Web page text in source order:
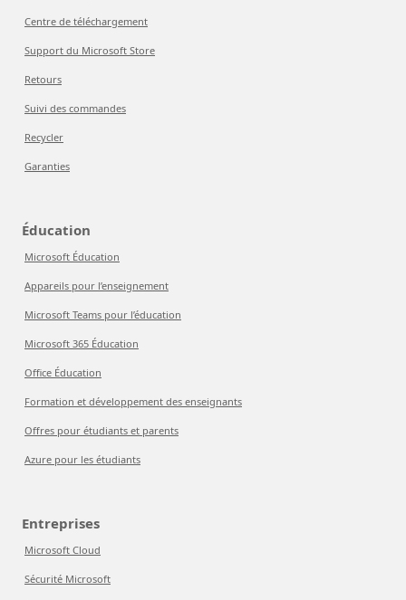
Centre de téléchargement
Support du Microsoft Store
Retours
Suivi des commandes
Recycler
Garanties
Éducation
Microsoft Éducation
Appareils pour l’enseignement
Microsoft Teams pour l’éducation
Microsoft 365 Éducation
Office Éducation
Formation et développement des enseignants
Offres pour étudiants et parents
Azure pour les étudiants
Entreprises
Microsoft Cloud
Sécurité Microsoft